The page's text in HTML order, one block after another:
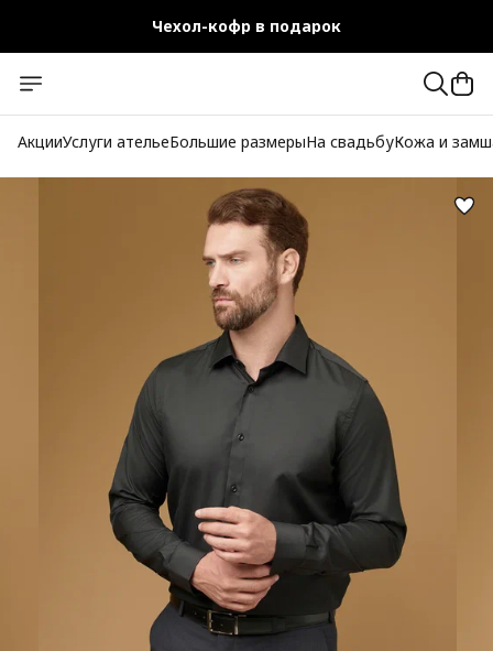
Чехол-кофр в подарок
Бесплатная доставка при заказе от 10 000 руб.
АкцииУслуги ательеБольшие размерыНа свадьбуКожа и